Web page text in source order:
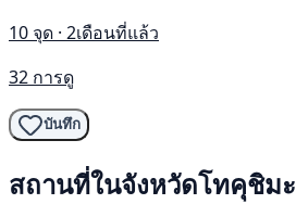
10 จุด · 2เดือนที่แล้ว
32 การดู
บันทึก
สถานที่ในจังหวัดโทคุชิมะ